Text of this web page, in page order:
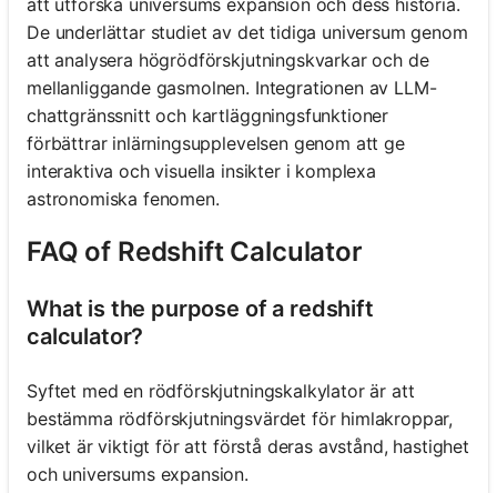
De underlättar studiet av det tidiga universum genom
att analysera högrödförskjutningskvarkar och de
mellanliggande gasmolnen. Integrationen av LLM-
chattgränssnitt och kartläggningsfunktioner
förbättrar inlärningsupplevelsen genom att ge
interaktiva och visuella insikter i komplexa
astronomiska fenomen.
FAQ of Redshift Calculator
What is the purpose of a redshift
calculator?
Syftet med en rödförskjutningskalkylator är att
bestämma rödförskjutningsvärdet för himlakroppar,
vilket är viktigt för att förstå deras avstånd, hastighet
och universums expansion.